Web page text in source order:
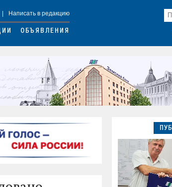
Написать в редакцию
ОБЪЯВЛЕНИЯ